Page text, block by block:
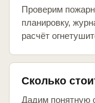
Проверим
планировку,
расчёт
Сколько
Дадим понятную